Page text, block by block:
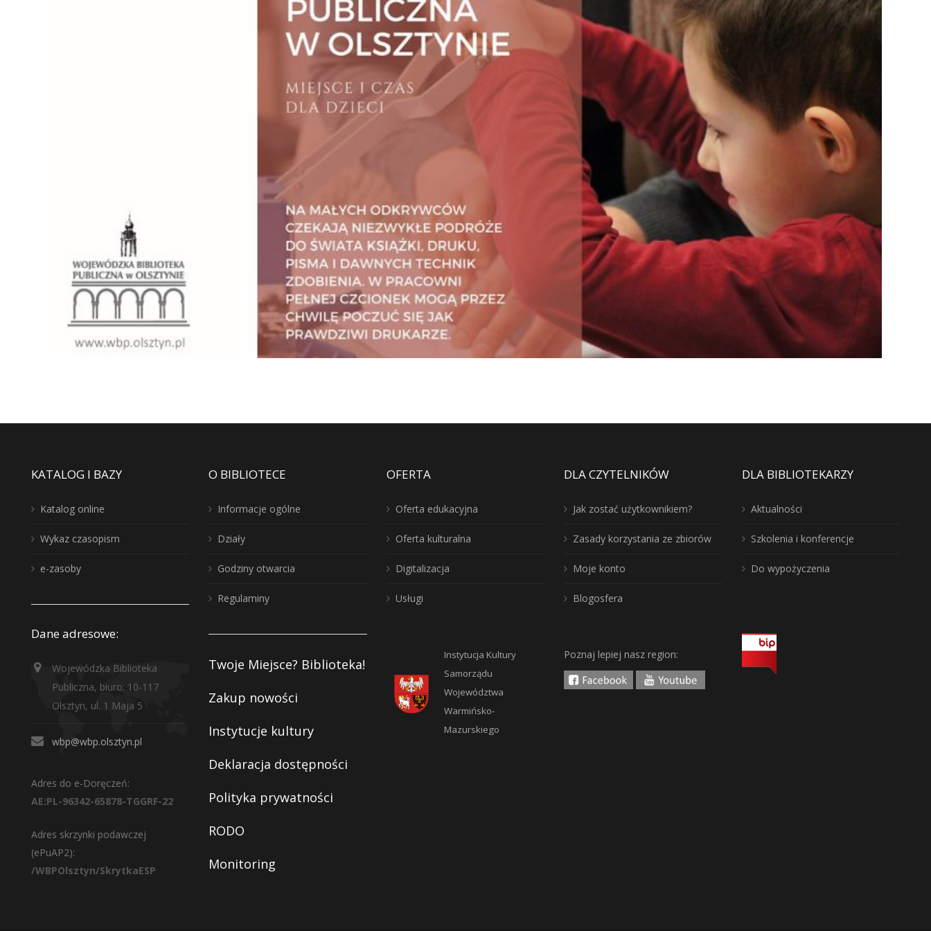
KATALOG I BAZY
Katalog online
Wykaz czasopism
e-zasoby
Dane adresowe:
Wojewódzka Biblioteka
Publiczna, biuro: 10-117
Olsztyn, ul. 1 Maja 5
wbp@wbp.olsztyn.pl
Adres do e-Doręczeń:
AE:PL-96342-65878-TGGRF-22
Adres skrzynki podawczej
(ePuAP2):
/WBPOlsztyn/SkrytkaESP
O BIBLIOTECE
Informacje ogólne
Działy
Godziny otwarcia
Regulaminy
Twoje Miejsce? Biblioteka!
Zakup nowości
Instytucje kultury
Deklaracja dostępności
Polityka prywatności
RODO
Monitoring
OFERTA
Oferta edukacyjna
Oferta kulturalna
Digitalizacja
Usługi
Instytucja Kultury
Samorządu
Województwa
Warmińsko-
Mazurskiego
DLA CZYTELNIKÓW
Jak zostać użytkownikiem?
Zasady korzystania ze zbiorów
Moje konto
Blogosfera
Poznaj lepiej nasz region:
DLA BIBLIOTEKARZY
Aktualności
Szkolenia i konferencje
Do wypożyczenia